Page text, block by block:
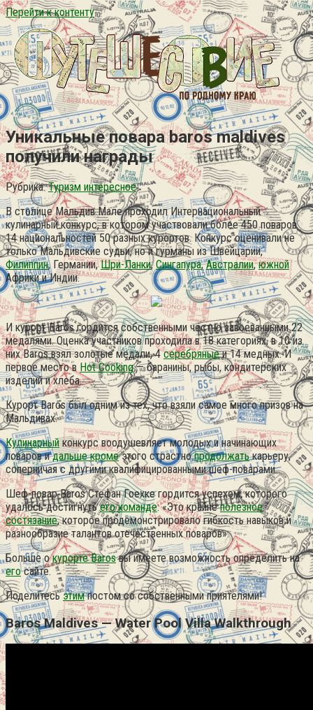
Перейти к контенту
Уникальные повара baros maldives
получили награды
Рубрика: Туризм интересное
В столице Мальдив Мале проходил Интернациональный
кулинарный конкурс, в котором участвовали более 450 поваров
14 национальностей 50 разных курортов. Конкурс оценивали не
только Мальдивские судьи, но и гурманы из Швейцарии,
Филиппин, Германии,Шри-Ланки,Сингапура,Австралии,южной
Африки и Индии.
И курорт Baros гордится собственными честно завоеванными 22
медалями. Оценка участников проходила в 18 категориях, в 10 из
них Baros взял золотые медали, 4серебряныеи 14 медных. И
первое место в Hot Cooking— баранины, рыбы, кондитерских
изделий и хлеба.
Курорт Baros был одним из тех, что взяли самое много призов на
Мальдивах.
Кулинарныйконкурс воодушевляет молодых и начинающих
поваров идальше кромеэтого страстнопродолжатькарьеру,
соперничая с другими квалифицированными шеф-поварами.
Шеф-повар Baros Стефан Гоехке гордится успехом, которого
удалось достигнутьего команде: «Это крайнеполезное
состязание, которое продемонстрировало гибкость навыков и
разнообразие талантов отечественных поваров».
Больше окурорте Barosвы имеете возможность определить на
егосайте.
Поделитесьэтимпостом со собственными приятелями!
Baros Maldives — Water Pool Villa Walkthrough